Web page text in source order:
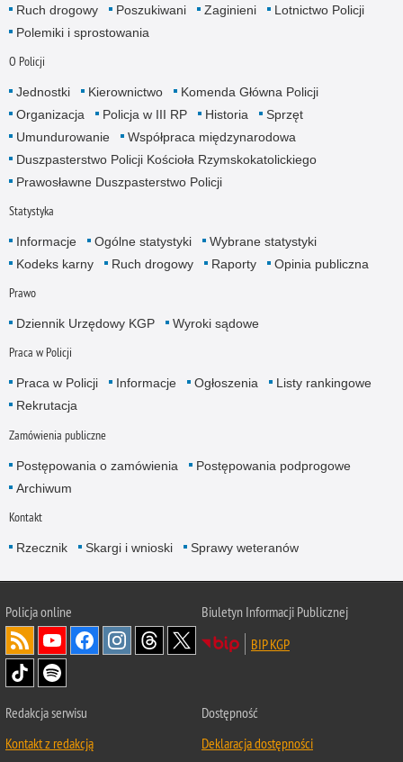
Ruch drogowy
Poszukiwani Zaginieni
Lotnictwo Policji
Polemiki i sprostowania
O Policji
Jednostki Kierownictwo
Komenda Główna Policji
Organizacja
Policja w III RP Historia
Sprzęt
Umundurowanie
Współpraca międzynarodowa
Duszpasterstwo Policji Kościoła Rzymskokatolickiego
Prawosławne Duszpasterstwo Policji
Statystyka
Informacje Ogólne statystyki
Wybrane statystyki
Kodeks karny
Ruch drogowy Raporty Opinia publiczna
Prawo
Dziennik Urzędowy KGP Wyroki sądowe
Praca w Policji
Praca w Policji Informacje Ogłoszenia
Listy rankingowe
Rekrutacja
Zamówienia publiczne
Postępowania o zamówienia
Postępowania podprogowe
Archiwum
Kontakt
Rzecznik Skargi i wnioski Sprawy weteranów
Policjaonline
Biuletyn Informacji Publicznej
BIP KGP
Redakcja serwisu
Kontakt z redakcją
Dostępność
Deklaracja dostępności